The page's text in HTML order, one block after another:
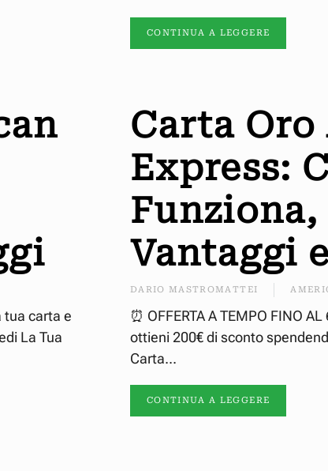
CONTINUA A LEGGERE
tua carta e
La Tua
Carta
Express:
Vantaggi
DARIO MASTROMATTEI
⏰ OFFERTA A TEMPO FINO
ottieni 200€ di sconto
Carta...
CONTINUA A LEGGERE